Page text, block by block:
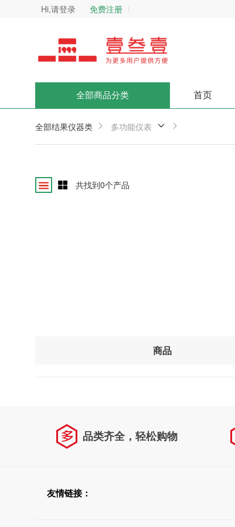
Hi,请登录 免费注册
全部商品分类 首页
全部结果仪器类 多功能仪表
共找到0个产品
商品
品类齐全，轻松购物
友情链接：